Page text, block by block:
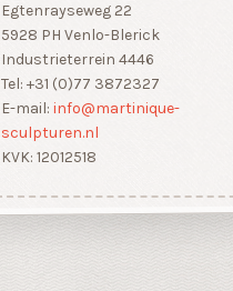
Egtenrayseweg 22
5928 PH Venlo-Blerick
Industrieterrein 4446
Tel: +31 (0)77 3872327
E-mail: info@martinique-
sculpturen.nl
KVK: 12012518